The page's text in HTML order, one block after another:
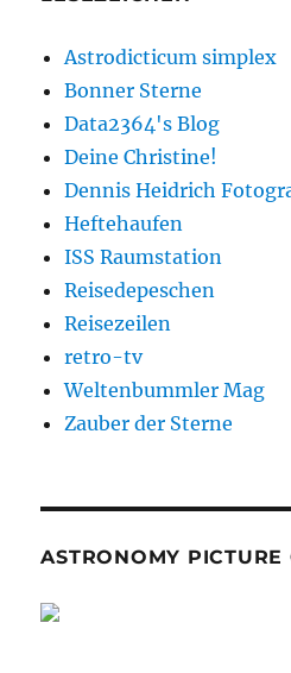
Astrodicticum simplex
Bonner Sterne
Data2364's Blog
Deine Christine!
Dennis Heidrich
Heftehaufen
ISS Raumstation
Reisedepeschen
Reisezeilen
retro-tv
Weltenbummler Mag
Zauber der Sterne
ASTRONOMY PICTURE